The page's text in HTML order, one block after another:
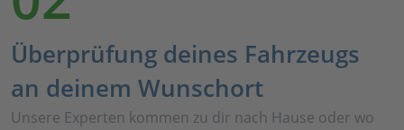
Überprüfung deines Fahrzeugs
an deinem Wunschort
Unsere Experten kommen zu dir nach Hause oder wo